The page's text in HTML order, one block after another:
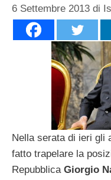
6 Settembre 2013 di
Nella serata di ieri gli
fatto trapelare la
Repubblica Giorgio